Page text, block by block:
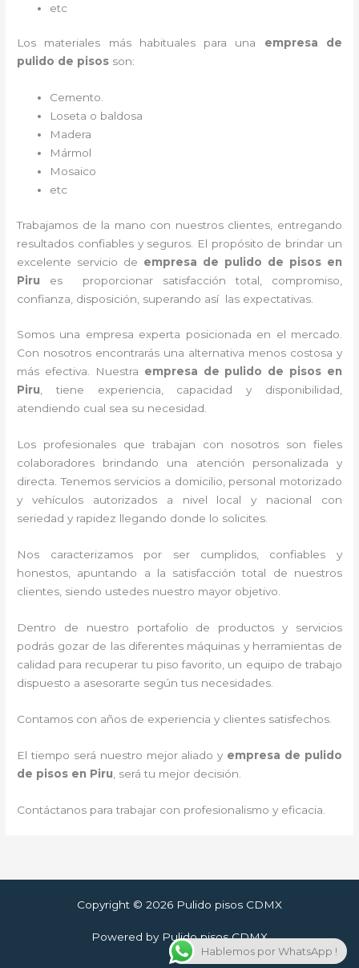
etc
Los materiales más habituales para una empresa de
pulido de pisos son:
Cemento.
Loseta o baldosa
Madera
Mármol
Mosaico
etc
Trabajamos de la mano con nuestros clientes, entregando
resultados confiables y seguros. El propósito de brindar un
excelente servicio de empresa de pulido de pisos en
Piru es proporcionar satisfacción total, compromiso,
confianza, disposición, superando así las expectativas.
Somos una empresa experta posicionada en el mercado.
Con nosotros encontrarás una alternativa menos costosa y
más efectiva. Nuestra empresa de pulido de pisos en
Piru, tiene experiencia, capacidad y disponibilidad,
atendiendo cual sea su necesidad.
Los profesionales que trabajan con nosotros son fieles
colaboradores brindando una atención personalizada y
directa.Tenemos servicios a domicilio, personal motorizado
y vehículos autorizados a nivel local y nacional con
seriedad y rapidez llegando donde lo solicites.
Nos caracterizamos por ser cumplidos, confiables y
honestos, apuntando a la satisfacción total de nuestros
clientes, siendo ustedes nuestro mayor objetivo.
Dentro de nuestro portafolio de productos y servicios
podrás gozar de las diferentes máquinas y herramientas de
calidad para recuperar tu piso favorito, un equipo de trabajo
dispuesto a asesorarte según tus necesidades.
Contamos con años de experiencia y clientes satisfechos.
El tiempo será nuestro mejor aliado y empresa de pulido
de pisos en Piru , será tu mejor decisión.
Contáctanos para trabajar con profesionalismo y eficacia.
Copyright © 2026 Pulido pisos CDMX
Powered by Pulido pisos CDMX
Hablemos por WhatsApp !